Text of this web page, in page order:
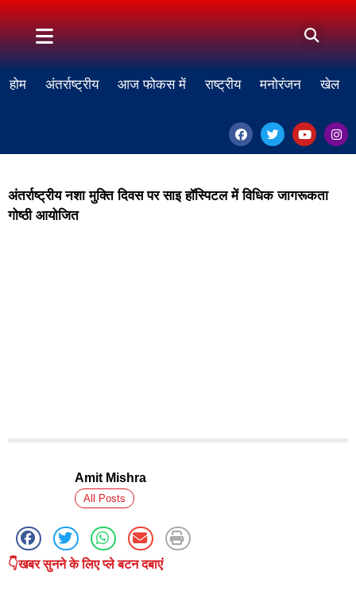
होम अंतर्राष्ट्रीय आज फोकस में राष्ट्रीय मनोरंजन खेल
अंतर्राष्ट्रीय नशा मुक्ति दिवस पर साइ हॉस्पिटल में विधिक जागरूकता
गोष्ठी आयोजित
Amit Mishra
All Posts
👇खबर सुनने के लिए प्ले बटन दबाएं